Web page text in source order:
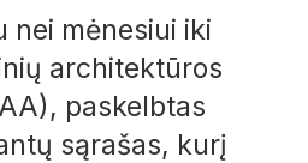
nei mėnesiui iki
architektūros
paskelbtas
sąrašas, kurį